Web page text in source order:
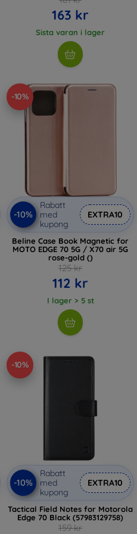
163 kr
Sista varan i lager
-10%
-10%
Rabatt
med
kupong
EXTRA10
Beline Case Book Magnetic for
MOTO EDGE 70 5G / X70 air 5G
rose-gold ()
125 kr
112 kr
I lager > 5 st
-10%
-10%
Rabatt
med
kupong
EXTRA10
Tactical Field Notes for Motorola
Edge 70 Black (57983129758)
159 kr